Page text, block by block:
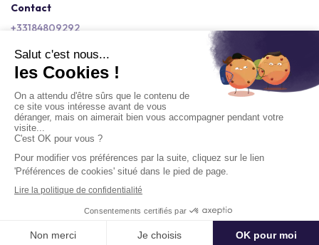
Contact
+33184809292
Copyright © 2026 Kactus Tous droits réservés
Conditions générales d'utilisation
Mentions légales
Signaler un contenu